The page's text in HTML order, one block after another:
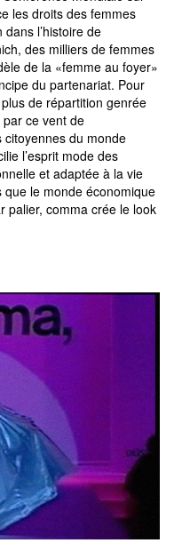
les droits des femmes
l’histoire de
des milliers de femmes
de la «femme au foyer»
du partenariat. Pour
plus de répartition genrée
ce vent de
du monde
l’esprit mode des
et adaptée à la vie
le monde économique
palier, comma crée le look